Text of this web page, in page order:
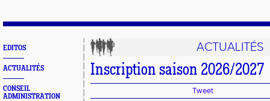
EDITOS
ACTUALITÉS
CONSEIL
ADMINISTRATION
ACTUALITÉS
Inscription saison 2026/2027
Tweet